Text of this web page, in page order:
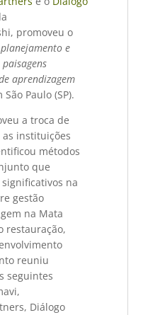
promoveu o
e
aprendizagem
São Paulo (SP).
a troca de
instituições
métodos
que
na
gestão
na Mata
restauração,
reuniu
seguintes
Diálogo